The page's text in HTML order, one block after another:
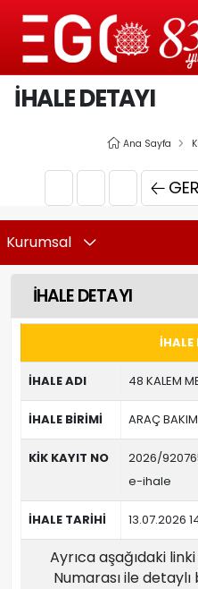
İHALE DETAYI
Ana Sayfa
Kurumsal
İHALE DETAYI
İHALE
İHALE ADI 48 KALEM
İHALE BİRİMİ ARAÇ
KİK KAYIT NO
2026/
e-ihale
İHALE TARİHİ 13.07.2026
Ayrıca aşağıdaki
Numarası ile